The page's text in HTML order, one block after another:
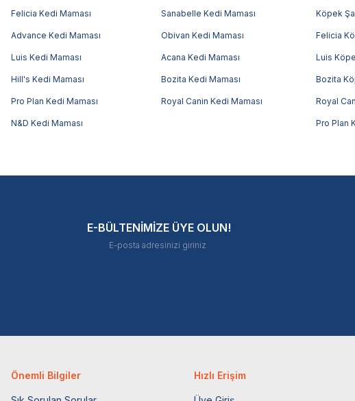
Felicia Kedi Maması Sanabelle Kedi Maması
Advance Kedi Maması Obivan Kedi Maması
Luis Kedi Maması Acana Kedi Maması
Hill's Kedi Maması Bozita Kedi Maması
Pro Plan Kedi Maması Royal Canin Kedi Maması
N&D Kedi Maması
Köpek
Felicia
Luis
Bozita
Royal
Pro Plan
E-BÜLTENİMİZE ÜYE OLUN!
Önemli Bilgiler Hızlı Erişim